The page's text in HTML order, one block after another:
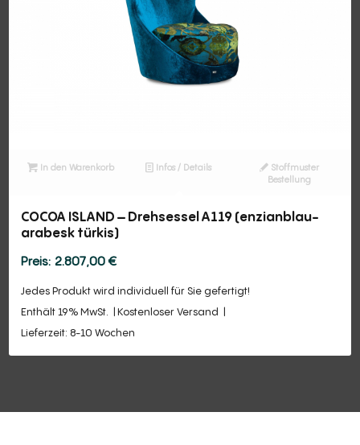
In den Warenkorb Infos / Details
Stoffmuster
Bestellung
COCOA ISLAND – Drehsessel A119 (enzianblau-
arabesk türkis)
2.807,00€
Jedes Produkt wird individuell für Sie gefertigt!
Enthält 19% MwSt.
Kostenloser Versand
Lieferzeit: 8-10 Wochen